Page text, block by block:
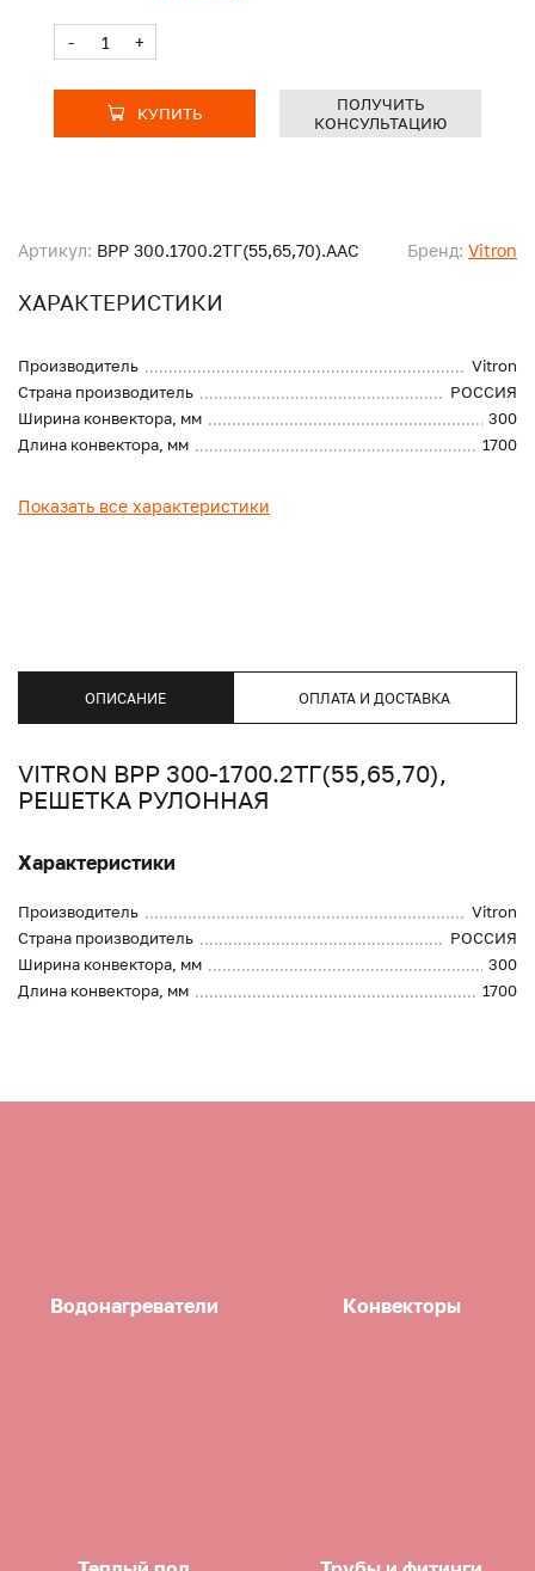
Артикул: ВРР 300.1700.2ТГ(55,65,70).ААС Бренд: Vitron
ХАРАКТЕРИСТИКИ
Производитель
Vitron
Страна производитель
РОССИЯ
Ширина конвектора, мм
300
Длина конвектора, мм
1700
Показать все характеристики
- +
КУПИТЬ
ПОЛУЧИТЬ
КОНСУЛЬТАЦИЮ
ОПИСАНИЕ ОПЛАТА И ДОСТАВКА
VITRON ВРР 300-1700.2ТГ(55,65,70),
РЕШЕТКА РУЛОННАЯ
Характеристики
Производитель
Vitron
Страна производитель
РОССИЯ
Ширина конвектора, мм
300
Длина конвектора, мм
1700
Водонагреватели Конвекторы